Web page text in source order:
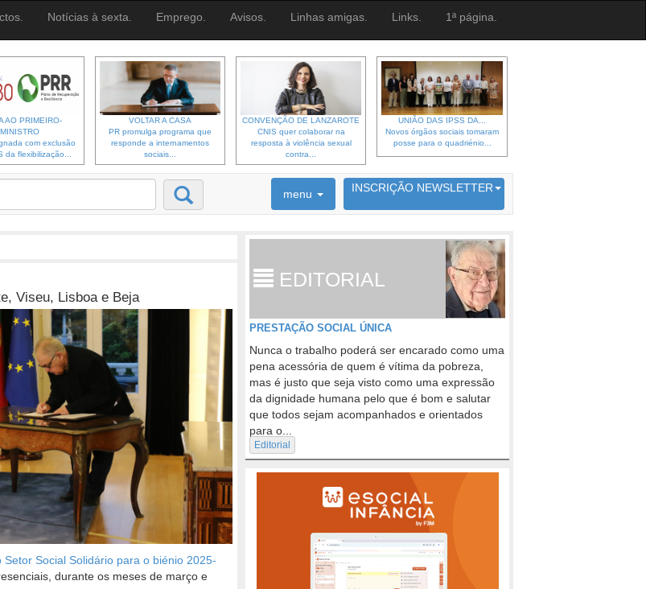
Notícias à sexta. Emprego. Avisos. Linhas amigas. Links. 1ª página.
AO PRIMEIRO-
MINISTRO
com exclusão
da flexibilização...
VOLTAR A CASA
PR promulga programa que
responde a internamentos
sociais...
CONVENÇÃO DE LANZAROTE
CNIS quer colaborar na
resposta à violência sexual
contra...
UNIÃO DAS IPSS DA...
Novos órgãos sociais tomaram
posse para o quadriénio...
menu INSCRIÇÃO NEWSLETTER
6692 membros inscritos
Viseu, Lisboa e Beja
Social Solidário para o biénio 2025-
durante os meses de março e
EDITORIAL
PRESTAÇÃO SOCIAL ÚNICA
Nunca o trabalho poderá ser encarado como uma
pena acessória de quem é vítima da pobreza,
mas é justo que seja visto como uma expressão
da dignidade humana pelo que é bom e salutar
que todos sejam acompanhados e orientados
para o...
Editorial